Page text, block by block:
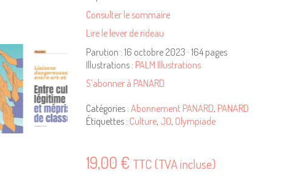
Consulter le sommaire
Lire le lever de rideau
Parution : 16 octobre 2023 · 164 pages
Illustrations : PALM Illustrations
S’abonner à PANARD
Catégories : Abonnement PANARD, PANARD
Étiquettes : Culture, JO, Olympiade
19,00 € TTC (TVA incluse)